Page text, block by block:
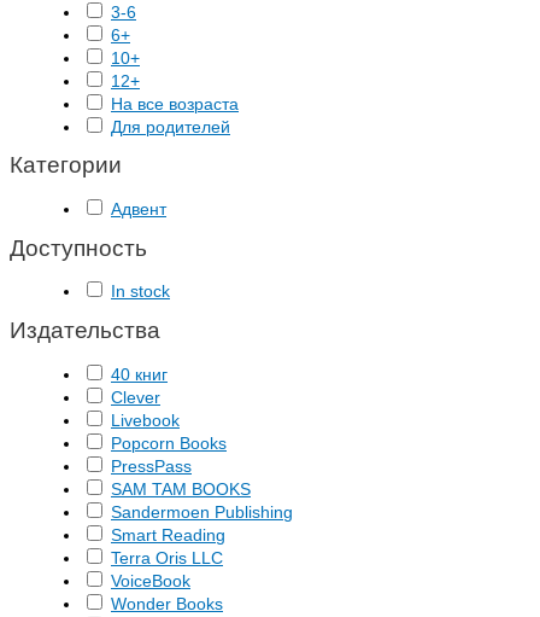
3-6
6+
10+
12+
На все возраста
Для родителей
Категории
Адвент
Доступность
In stock
Издательства
40 книг
Clever
Livebook
Popcorn Books
PressPass
SAM TAM BOOKS
Sandermoen Publishing
Smart Reading
Terra Oris LLC
VoiceBook
Wonder Books